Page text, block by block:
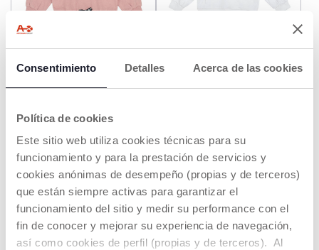
Consentimiento Detalles Acerca de las cookies
Política de cookies
Este sitio web utiliza cookies técnicas para su
funcionamiento y para la prestación de servicios y
cookies anónimas de desempeño (propias y de terceros)
que están siempre activas para garantizar el
funcionamiento del sitio y medir su performance con el
fin de conocer y mejorar su experiencia de navegación,
así como cookies de perfil (propias y de terceros). Al
Sudadera Rosa
AÑADIR
Jersey Flores
AÑADIR
3=-60% HASTA -60%